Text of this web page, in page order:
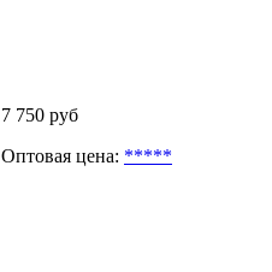
7 750 руб
Оптовая цена: *****